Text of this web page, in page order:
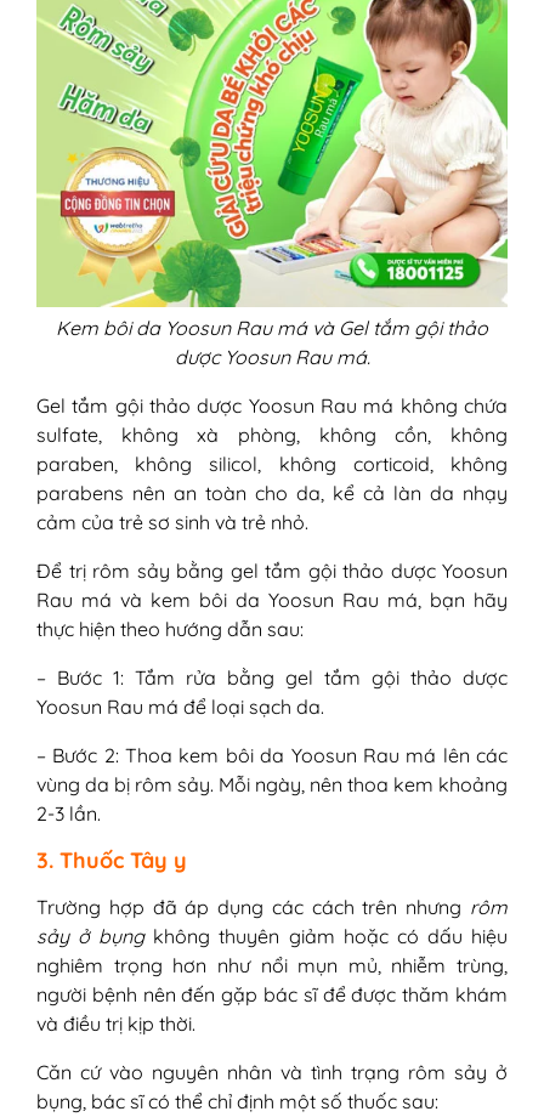
Kem bôi da Yoosun Rau má và Gel tắm gội thảo
dược Yoosun Rau má.
Gel tắm gội thảo dược Yoosun Rau má không chứa
sulfate, không xà phòng, không cồn, không
paraben, không silicol, không corticoid, không
parabens nên an toàn cho da, kể cả làn da nhạy
cảm của trẻ sơ sinh và trẻ nhỏ.
Để trị rôm sảy bằng gel tắm gội thảo dược Yoosun
Rau má và kem bôi da Yoosun Rau má, bạn hãy
thực hiện theo hướng dẫn sau:
– Bước 1: Tắm rửa bằng gel tắm gội thảo dược
Yoosun Rau má để loại sạch da.
– Bước 2: Thoa kem bôi da Yoosun Rau má lên các
vùng da bị rôm sảy. Mỗi ngày, nên thoa kem khoảng
2-3 lần.
3. Thuốc Tây y
Trường hợp đã áp dụng các cách trên nhưng rôm
sảy ở bụngkhông thuyên giảm hoặc có dấu hiệu
nghiêm trọng hơn như nổi mụn mủ, nhiễm trùng,
người bệnh nên đến gặp bác sĩ để được thăm khám
và điều trị kịp thời.
Căn cứ vào nguyên nhân và tình trạng rôm sảy ở
bụng, bác sĩ có thể chỉ định một số thuốc sau: